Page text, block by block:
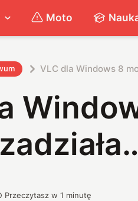
Moto
VLC dla Windows 8
Przeczytasz w1 minutę